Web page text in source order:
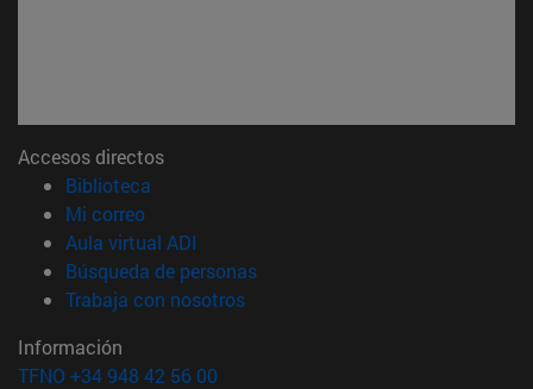
Accesos directos
Biblioteca
Mi correo(abre en nueva ventana)
Aula virtual ADI
Búsqueda de personas(abre en nueva ventana)
Trabaja con nosotros(abre en nueva ventana)
Información
TFNO +34 948 42 56 00